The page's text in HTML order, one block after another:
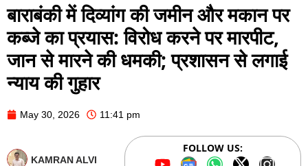
बाराबंकी में दिव्यांग की जमीन और मकान पर
कब्जे का प्रयास: विरोध करने पर मारपीट,
जान से मारने की धमकी; प्रशासन से लगाई
न्याय की गुहार
May 30, 2026 11:41 pm
KAMRAN ALVI
FOLLOW US: